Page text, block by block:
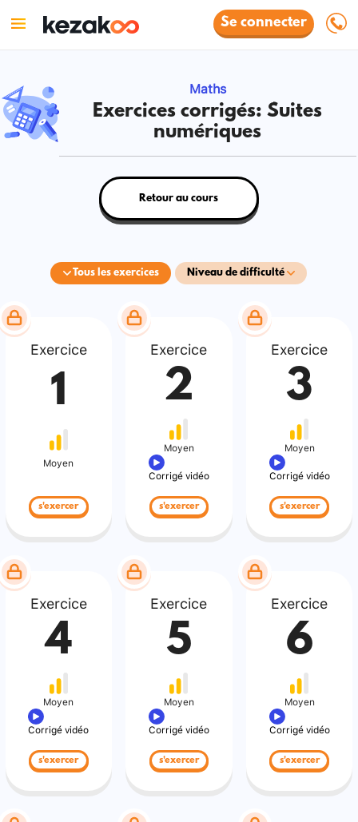
Se connecter
Maths
Exercices corrigés: Suites
numériques
Tous les exercices Niveau de difficulté
Retour au cours
Exercice
1
Moyen
s'exercer
Exercice
2
Moyen
Corrigé vidéo
s'exercer
Exercice
3
Moyen
Corrigé vidéo
s'exercer
Exercice
4
Moyen
Corrigé vidéo
s'exercer
Exercice
5
Moyen
Corrigé vidéo
s'exercer
Exercice
6
Moyen
Corrigé vidéo
s'exercer